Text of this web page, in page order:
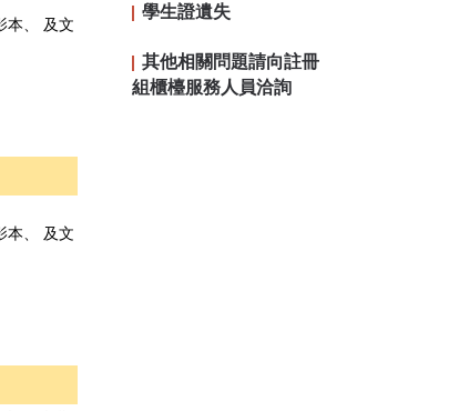
本、 及文
本、 及文
學生證遺失
其他相關問題請向註冊
組櫃檯服務人員洽詢